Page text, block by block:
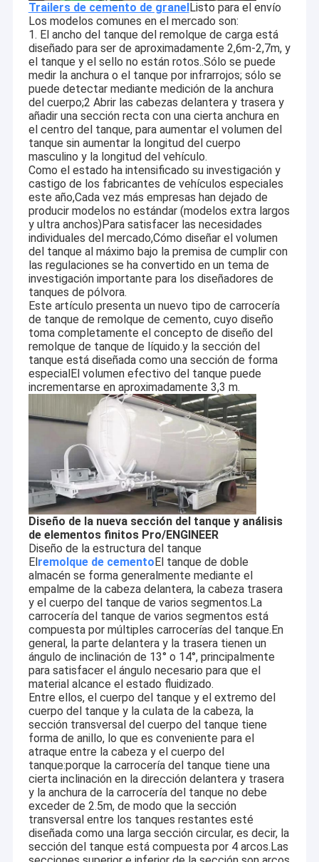
En casa.
Productos
Sobre nosotros
Trailers de cemento de granel Listo para el envío
Los modelos comunes en el mercado son:
1. El ancho del tanque del remolque de carga está
diseñado para ser de aproximadamente 2,6m-2,7m, y
el tanque y el sello no están rotos..Sólo se puede
medir la anchura o el tanque por infrarrojos; sólo se
puede detectar mediante medición de la anchura
del cuerpo;2 Abrir las cabezas delantera y trasera y
añadir una sección recta con una cierta anchura en
el centro del tanque, para aumentar el volumen del
tanque sin aumentar la longitud del cuerpo
masculino y la longitud del vehículo.
Como el estado ha intensificado su investigación y
castigo de los fabricantes de vehículos especiales
este año,Cada vez más empresas han dejado de
producir modelos no estándar (modelos extra largos
y ultra anchos)Para satisfacer las necesidades
individuales del mercado,Cómo diseñar el volumen
del tanque al máximo bajo la premisa de cumplir con
las regulaciones se ha convertido en un tema de
investigación importante para los diseñadores de
tanques de pólvora.
Este artículo presenta un nuevo tipo de carrocería
de tanque de remolque de cemento, cuyo diseño
toma completamente el concepto de diseño del
remolque de tanque de líquido.y la sección del
tanque está diseñada como una sección de forma
especialEl volumen efectivo del tanque puede
incrementarse en aproximadamente 3,3 m.
Diseño de la nueva sección del tanque y análisis
de elementos finitos Pro/ENGINEER
Diseño de la estructura del tanque
El remolque de cemento El tanque de doble
almacén se forma generalmente mediante el
empalme de la cabeza delantera, la cabeza trasera
y el cuerpo del tanque de varios segmentos.La
carrocería del tanque de varios segmentos está
compuesta por múltiples carrocerías del tanque.En
general, la parte delantera y la trasera tienen un
ángulo de inclinación de 13° o 14°, principalmente
para satisfacer el ángulo necesario para que el
material alcance el estado fluidizado.
Entre ellos, el cuerpo del tanque y el extremo del
cuerpo del tanque y la culata de la cabeza, la
sección transversal del cuerpo del tanque tiene
forma de anillo, lo que es conveniente para el
atraque entre la cabeza y el cuerpo del
tanque:porque la carrocería del tanque tiene una
cierta inclinación en la dirección delantera y trasera
y la anchura de la carrocería del tanque no debe
exceder de 2.5m, de modo que la sección
transversal entre los tanques restantes esté
diseñada como una larga sección circular, es decir, la
sección del tanque está compuesta por 4 arcos.Las
Shandong Titan Vehicle Co.,Ltd. y sus subsidiariosTITAN
tiene más de 10 años de experiencia en fabricación y
comienza un negocio internacional en 2004.
La fábrica cubre 190.000 metros.2Posee un centro